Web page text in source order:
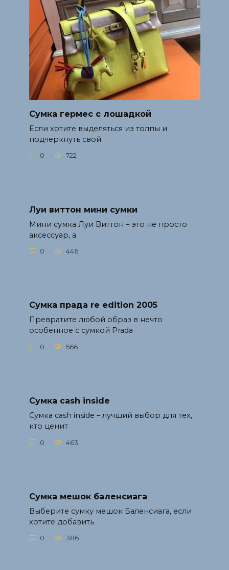
Сумка гермес с лошадкой
Если хотите выделяться из толпы и
подчеркнуть свой
0 722
Луи виттон мини сумки
Мини сумка Луи Виттон – это не просто
аксессуар, а
0 446
Сумка прада re edition 2005
Превратите любой образ в нечто
особенное с сумкой Prada
0 566
Сумка cash inside
Сумка cash inside – лучший выбор для тех,
кто ценит
0 463
Сумка мешок баленсиага
Выберите сумку мешок Баленсиага, если
хотите добавить
0 386